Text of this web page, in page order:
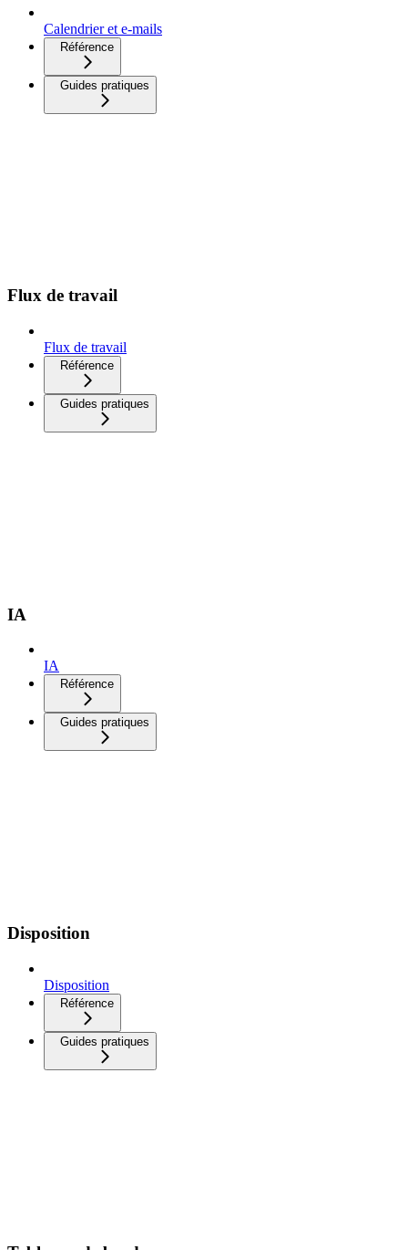
Calendrier et e-mails
Référence
Guides pratiques
Flux de travail
Flux de travail
Référence
Guides pratiques
IA
IA
Référence
Guides pratiques
Disposition
Disposition
Référence
Guides pratiques